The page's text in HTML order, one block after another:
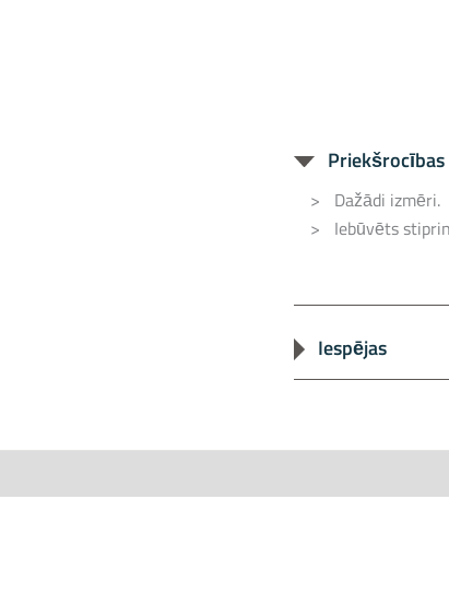
Priekšrocības
Dažādi izmēri.
Iebūvēts
Iespējas